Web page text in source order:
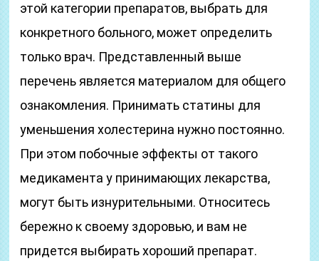
этой категории препаратов, выбрать для
конкретного больного, может определить
только врач. Представленный выше
перечень является материалом для общего
ознакомления. Принимать статины для
уменьшения холестерина нужно постоянно.
При этом побочные эффекты от такого
медикамента у принимающих лекарства,
могут быть изнурительными. Относитесь
бережно к своему здоровью, и вам не
придется выбирать хороший препарат.